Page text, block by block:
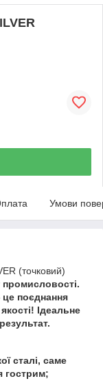
Умови
(точковий)
це поєднання
Ідеальне
сталі, саме
гострим;